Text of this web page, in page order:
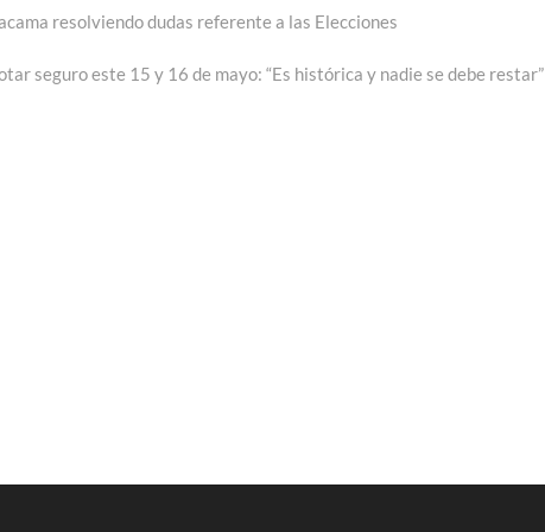
resolviendo dudas referente a las Elecciones
seguro este 15 y 16 de mayo: “Es histórica y nadie se debe restar”